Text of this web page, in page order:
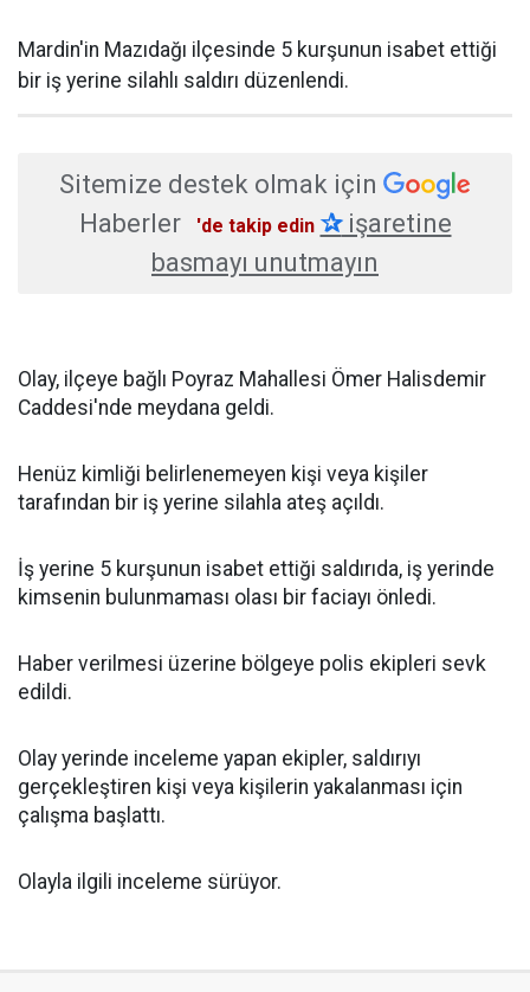
Mardin'in Mazıdağı ilçesinde 5 kurşunun isabet ettiği
bir iş yerine silahlı saldırı düzenlendi.
Sitemize destek olmak için
Haberler
'de takip edin ✰işaretine
basmayı unutmayın
Olay, ilçeye bağlı Poyraz Mahallesi Ömer Halisdemir
Caddesi'nde meydana geldi.
Henüz kimliği belirlenemeyen kişi veya kişiler
tarafından bir iş yerine silahla ateş açıldı.
İş yerine 5 kurşunun isabet ettiği saldırıda, iş yerinde
kimsenin bulunmaması olası bir faciayı önledi.
Haber verilmesi üzerine bölgeye polis ekipleri sevk
edildi.
Olay yerinde inceleme yapan ekipler, saldırıyı
gerçekleştiren kişi veya kişilerin yakalanması için
çalışma başlattı.
Olayla ilgili inceleme sürüyor.